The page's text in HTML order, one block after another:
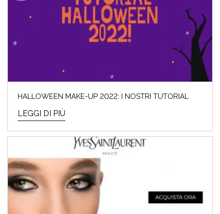
HALLOWEEN MAKE-UP 2022: I NOSTRI TUTORIAL
LEGGI DI PIÙ